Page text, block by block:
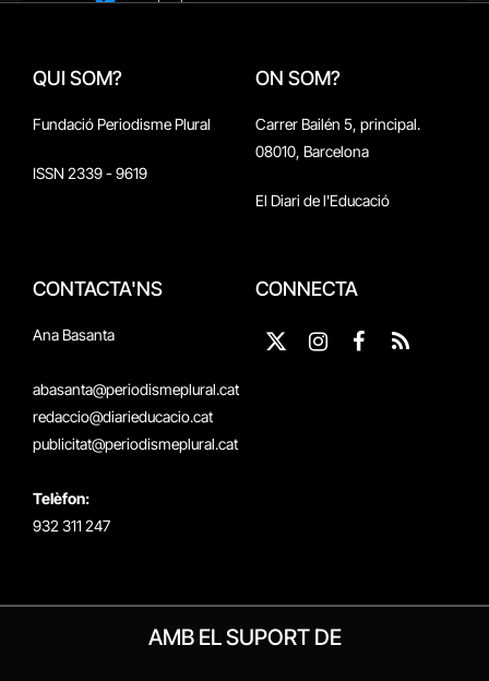
QUI SOM?
Fundació Periodisme Plural
ISSN 2339 - 9619
ON SOM?
Carrer Bailén 5, principal.
08010, Barcelona
El Diari de l'Educació
CONTACTA'NS
Ana Basanta
abasanta@periodismeplural.cat
redaccio@diarieducacio.cat
publicitat@periodismeplural.cat
Telèfon:
932 311 247
CONNECTA
X
Instagram
Facebook
RSS
AMB EL SUPORT DE